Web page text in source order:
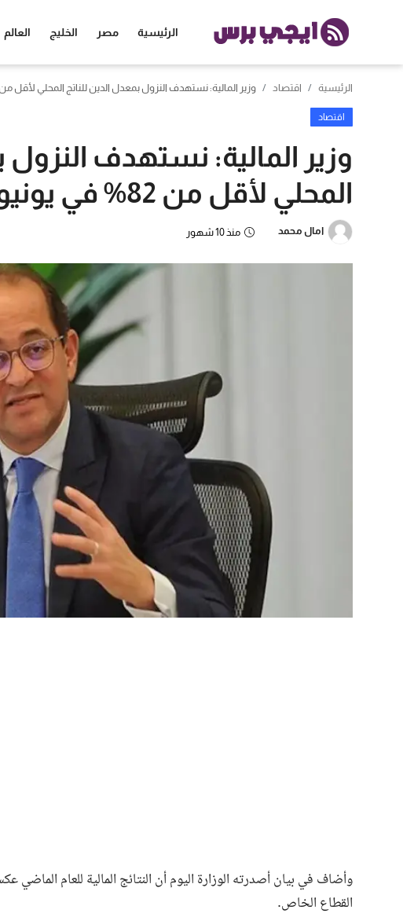
الرئيسية مصر الخليج العالم
الرئيسية اقتصاد وزير المالية: نستهدف النزول بمعدل الدين للناتج المحلي لأقل من 82% في يونيو
اقتصاد
وزير المالية: نستهدف النزول
المحلي لأقل من 82% في يونيو 2026
امال محمد منذ 10 شهور
وأضاف في بيان أصدرته الوزارة اليوم أن النتائج المالية للعام الماضي
القطاع الخاص.